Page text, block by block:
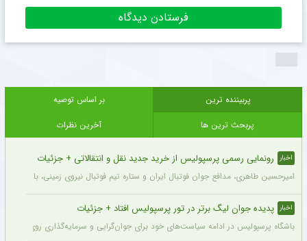
ذخیره نام، ایمیل و
وبسایت من در مرورگر
برای زمانی که دوباره
دیدگاهی می‌نویسم.
+
2
=
8